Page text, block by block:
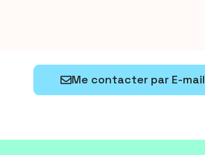
Me contacter par E-mail